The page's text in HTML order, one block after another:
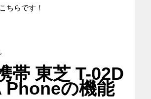
ちらです！
帯 東芝 T-02D
Phoneの機能